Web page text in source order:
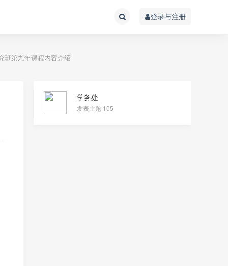
登录与注册
班第九年课程内容介绍
学务处
发表主题 105